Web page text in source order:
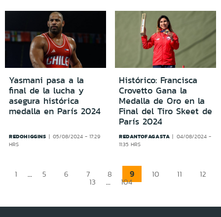
Yasmani pasa a la
final de la lucha y
asegura histórica
medalla en París 2024
REDOHIGGINS
05/08/2024 - 17:29
HRS
Histórico: Francisca
Crovetto Gana la
Medalla de Oro en la
Final del Tiro Skeet de
París 2024
REDANTOFAGASTA
04/08/2024 -
11:35 HRS
1 ... 5 6 7 8 9 10 11 12
13 ... 104